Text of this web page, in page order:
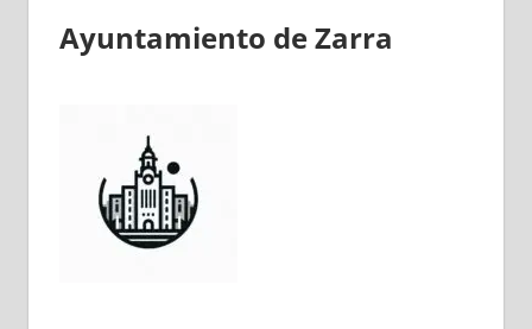
Ayuntamiento dе Zarra